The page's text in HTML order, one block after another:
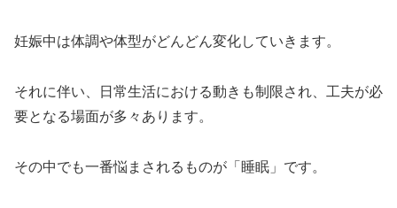
妊娠中は体調や体型がどんどん変化していきます。
それに伴い、日常生活における動きも制限され、工夫が必
要となる場面が多々あります。
その中でも一番悩まされるものが「睡眠」です。